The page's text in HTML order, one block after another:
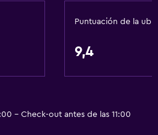
Puntuación de la
9,4
- Check-out antes de las 11:00